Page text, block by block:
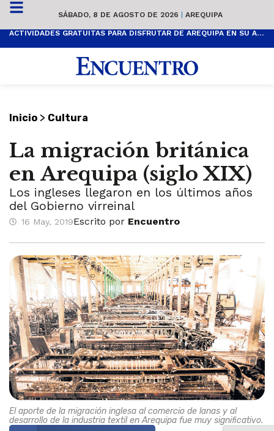
SÁBADO, 8 DE AGOSTO DE 2026 | AREQUIPA
ACTIVIDADES GRATUITAS PARA DISFRUTAR DE AREQUIPA EN SU ANIVERSARIO
Inicio > Cultura
La migración británica
en Arequipa (siglo XIX)
Los ingleses llegaron en los últimos años
del Gobierno virreinal
16 May, 2019Escrito por Encuentro
El aporte de la migración inglesa al comercio de lanas y al
desarrollo de la industria textil en Arequipa fue muy significativo.